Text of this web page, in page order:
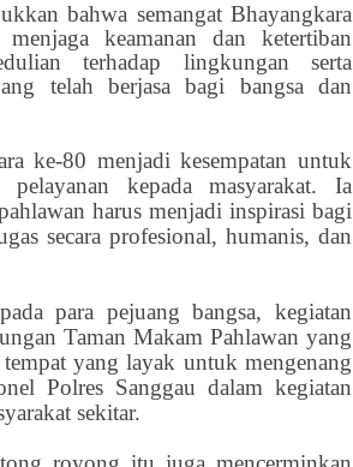
bahwa semangat Bhayangkara
keamanan dan ketertiban
terhadap lingkungan serta
telah berjasa bagi bangsa dan
ke-80 menjadi kesempatan untuk
pelayanan kepada masyarakat. Ia
harus menjadi inspirasi bagi
secara profesional, humanis, dan
para pejuang bangsa, kegiatan
Taman Makam Pahlawan yang
yang layak untuk mengenang
Polres Sanggau dalam kegiatan
sekitar.